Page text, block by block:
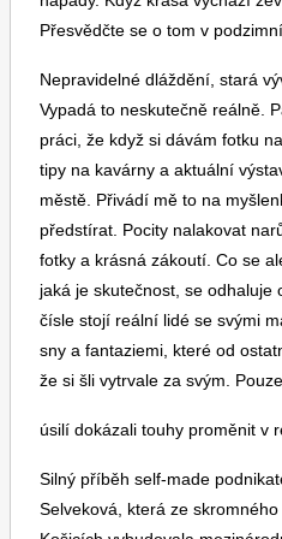
Toprecepty.cz
přitáhla Lucii Havlovou a
zámecké sýpce Lemberk.
proměňují v kulturní
ambiciózní plány.
nebudete litovat. Vzít to
chalupu Nad smrky nebo
některém z dalších
pro vás vytipovali v
říká, že za odpočinkem
hlavního města? Báječně
stavbě s bohatou historií hned vedle Riegrových sadů
– v Laichterově domě.
Štěpán Laichter tu právě
uctění všech zaniklých
jeho prarodičů) a knih,
nemohly vyjít.
obnovu historické památky
Přesvědčte se o tom v
Nepravidelné dláždění, stará
Vypadá to neskutečně reálně.
práci, že když si dávám fotku
tipy na kavárny a aktuální
městě. Přivádí mě to na
předstírat. Pocity nalakovat
fotky a krásná zákoutí. Co se
jaká je skutečnost, se odhaluje
čísle stojí reální lidé se svými
sny a fantaziemi, které od
že si šli vytrvale za svým.
úsilí dokázali touhy proměnit v
Silný příběh self-made
Selveková, která ze